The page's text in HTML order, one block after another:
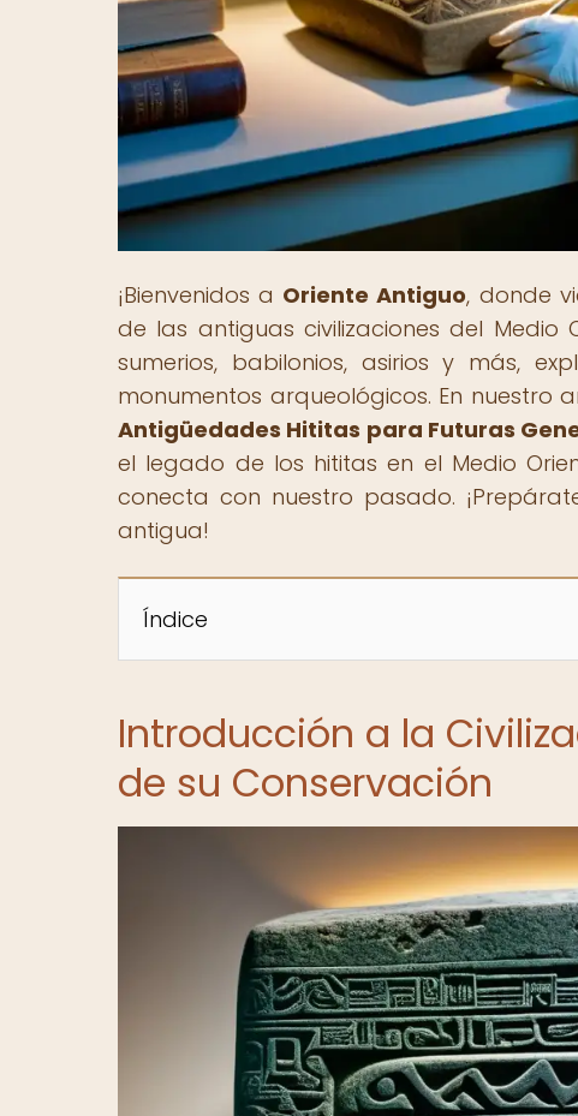
¡Bienvenidos a Oriente Antiguo, donde
de las antiguas civilizaciones del Medio
sumerios, babilonios, asirios y más,
monumentos arqueológicos. En nuestro
Antigüedades Hititas para Futuras
el legado de los hititas en el Medio
conecta con nuestro pasado.
antigua!
Índice
Introducción a la
de su Conservación